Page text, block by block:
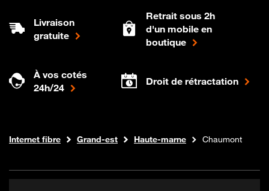
Livraison
gratuite
Retrait sous 2h
d'un mobile en
boutique
À vos cotés
24h/24
Droit de rétractation
Boutique Orange
Internet fibre Grand-est Haute-marne Chaumont